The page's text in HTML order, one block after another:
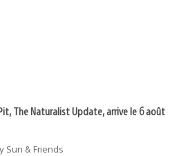
The Naturalist Update, arrive le 6 août
Sun & Friends